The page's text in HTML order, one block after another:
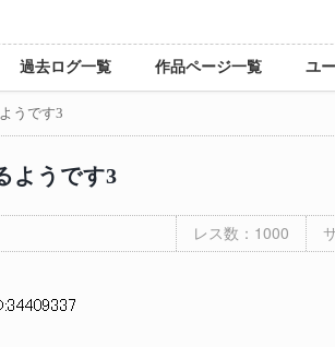
過去ログ一覧 作品ページ一覧 ユ
うです3
ようです3
レス数：1000